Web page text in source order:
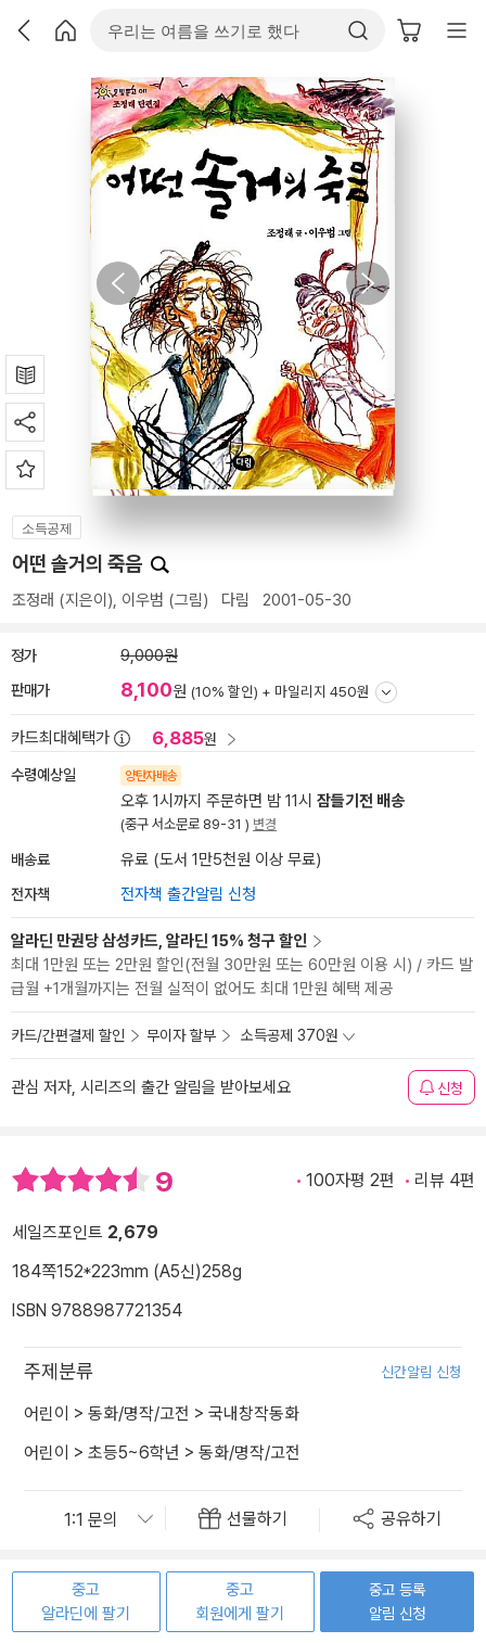
소득공제
어떤 솔거의 죽음
조정래 (지은이), 이우범 (그림) 다림 2001-05-30
정가 9,000원
판매가 8,100원 (10% 할인) + 마일리지 450원
카드최대혜택가 6,885원
수령예상일 양탄자배송
오후 1시까지 주문하면 밤 11시 잠들기전 배송
(중구 서소문로 89-31 ) 변경
배송료 유료 (도서 1만5천원 이상 무료)
전자책 전자책 출간알림 신청
알라딘 만권당 삼성카드, 알라딘 15% 청구 할인
최대 1만원 또는 2만원 할인(전월 30만원 또는 60만원 이용 시) / 카드 발
급월 +1개월까지는 전월 실적이 없어도 최대 1만원 혜택 제공
카드/간편결제 할인 무이자 할부 소득공제 370원
관심 저자, 시리즈의 출간 알림을 받아보세요 신청
9 100자평 2편 리뷰 4편
세일즈포인트 2,679
184쪽152*223mm (A5신)258g
ISBN 9788987721354
주제분류 신간알림 신청
어린이 > 동화/명작/고전 > 국내창작동화
어린이 > 초등5~6학년 > 동화/명작/고전
선물하기 공유하기
중고
알라딘에 팔기
중고
회원에게 팔기
중고 등록
알림 신청